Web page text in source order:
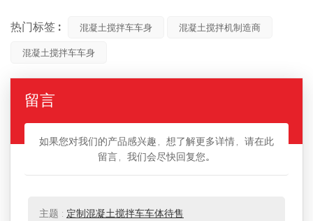
热门标签 : 混凝土搅拌车车身
混凝土搅拌机制造商
混凝土搅拌车车身
留言
如果您对我们的产品感兴趣，想了解更多详情，请在此
留言，我们会尽快回复您。
主题 : 定制混凝土搅拌车车体待售